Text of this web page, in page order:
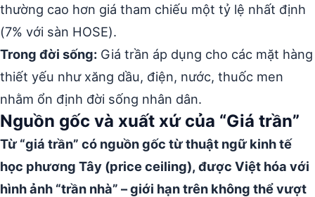
thường cao hơn giá tham chiếu một tỷ lệ nhất định
(7% với sàn HOSE).
Trong đời sống: Giá trần áp dụng cho các mặt hàng
thiết yếu như xăng dầu, điện, nước, thuốc men
nhằm ổn định đời sống nhân dân.
Nguồn gốc và xuất xứ của “Giá trần”
Từ “giá trần” có nguồn gốc từ thuật ngữ kinh tế
học phương Tây (price ceiling), được Việt hóa với
hình ảnh “trần nhà” – giới hạn trên không thể vượt